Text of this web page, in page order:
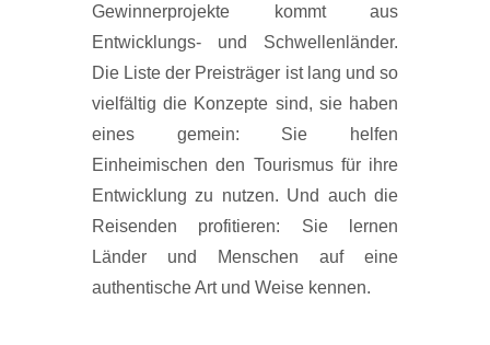
Gewinnerprojekte kommt aus
Entwicklungs- und Schwellenländer.
Die Liste der Preisträger ist lang und so
vielfältig die Konzepte sind, sie haben
eines gemein: Sie helfen
Einheimischen den Tourismus für ihre
Entwicklung zu nutzen. Und auch die
Reisenden profitieren: Sie lernen
Länder und Menschen auf eine
authentische Art und Weise kennen.